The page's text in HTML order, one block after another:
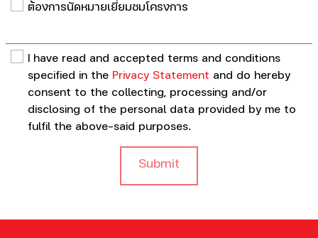
ต้องการนัดหมายเยี่ยมชมโครงการ
I have read and accepted terms and conditions
specified in the Privacy Statement and do hereby
consent to the collecting, processing and/or
disclosing of the personal data provided by me to
fulfil the above-said purposes.
Submit